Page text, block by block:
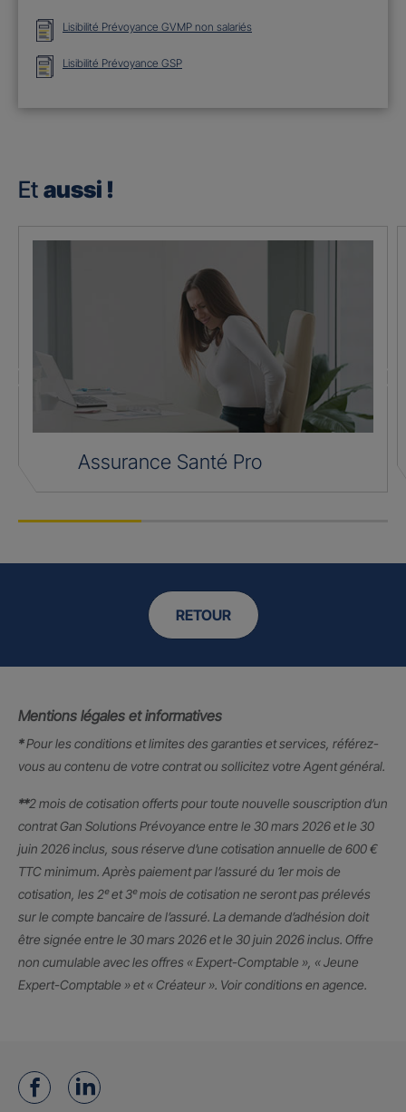
Lisibilité Prévoyance GVMP non salariés
Lisibilité Prévoyance GSP
Et aussi !
Assurance Santé Pro
RETOUR
Mentions légales et informatives
*Pour les conditions et limites des garanties et services, référez-
vous au contenu de votre contrat ou sollicitez votre Agent général.
**2 mois de cotisation offerts pour toute nouvelle souscription d’un
contrat Gan Solutions Prévoyance entre le 30 mars 2026 et le 30
juin 2026 inclus, sous réserve d’une cotisation annuelle de 600 €
TTC minimum. Après paiement par l’assuré du 1er mois de
cotisation, les 2ᵉ et 3ᵉ mois de cotisation ne seront pas prélevés
sur le compte bancaire de l’assuré. La demande d’adhésion doit
être signée entre le 30 mars 2026 et le 30 juin 2026 inclus. Offre
non cumulable avec les offres « Expert-Comptable », « Jeune
Expert-Comptable » et « Créateur ». Voir conditions en agence.